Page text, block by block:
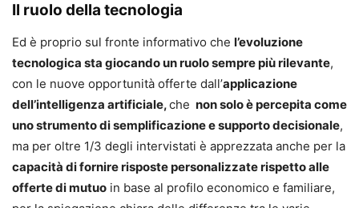
Il ruolo della tecnologia
Ed è proprio sul fronte informativo che l’evoluzione
tecnologica sta giocando un ruolo sempre più rilevante,
con le nuove opportunità offerte dall’applicazione
dell’intelligenza artificiale,che non solo è percepita come
uno strumento di semplificazione e supporto decisionale,
ma per oltre 1/3 degli intervistati è apprezzata anche per la
capacità di fornire risposte personalizzate rispetto alle
offerte di mutuo in base al profilo economico e familiare,